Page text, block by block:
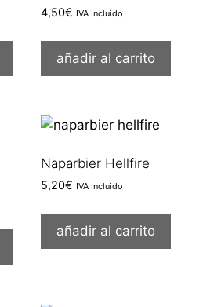
4,50€ IVA Incluido
añadir al carrito
Naparbier Hellfire
5,20€ IVA Incluido
añadir al carrito